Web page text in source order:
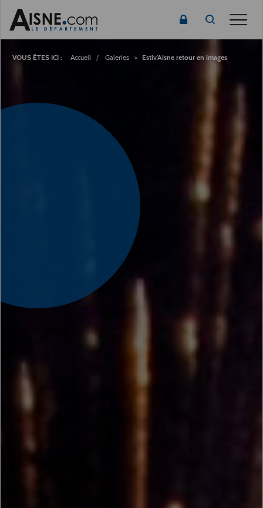
Fil
d'Ariane
Accueil Galeries Estiv'Aisne retour en images